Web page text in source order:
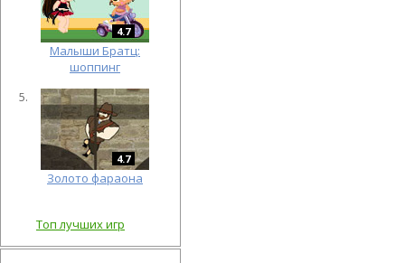
4.7
Малыши Братц:
шоппинг
4.7
Золото фараона
Топ лучших игр